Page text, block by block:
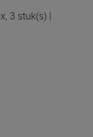
3 stuk(s) |